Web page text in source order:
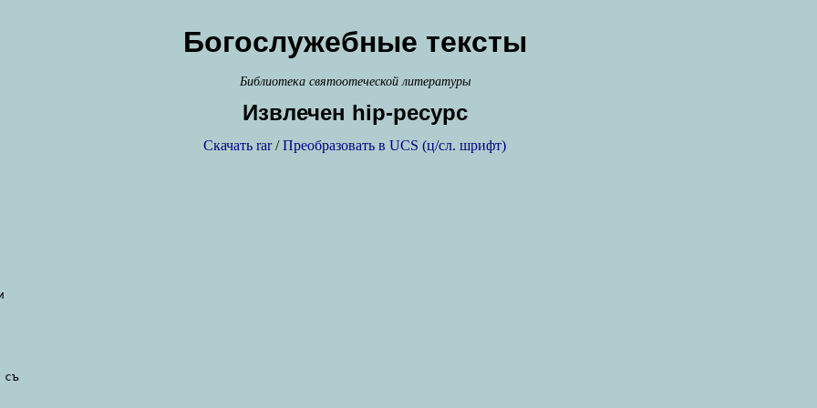
Богослужебные тексты
Библиотека святоотеческой литературы
Извлечен hip-ресурс
Скачать rar/Преобразовать в UCS (ц/сл. шрифт)